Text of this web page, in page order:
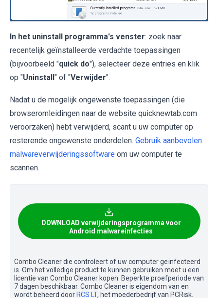
In het uninstall programma's venster: zoek naar
recentelijk geïnstalleerde verdachte toepassingen
(bijvoorbeeld "quick do"), selecteer deze entries en klik
op "Uninstall" of "Verwijder".
Nadat u de mogelijk ongewenste toepassingen (die
browseromleidingen naar de website quicknewtab.com
veroorzaken) hebt verwijderd, scant u uw computer op
resterende ongewenste onderdelen. Gebruik aanbevolen
malwareverwijderingssoftware om uw computer te
scannen.
DOWNLOAD verwijderingsprogramma voor
Android malwareinfecties
Combo Cleaner die controleert of uw computer geïnfecteerd
is. Om het volledige product te kunnen gebruiken moet u een
licentie van Combo Cleaner kopen. Beperkte proefperiode van
7 dagen beschikbaar. Combo Cleaner is eigendom van en
wordt beheerd door RCS LT, het moederbedrijf van PCRisk.